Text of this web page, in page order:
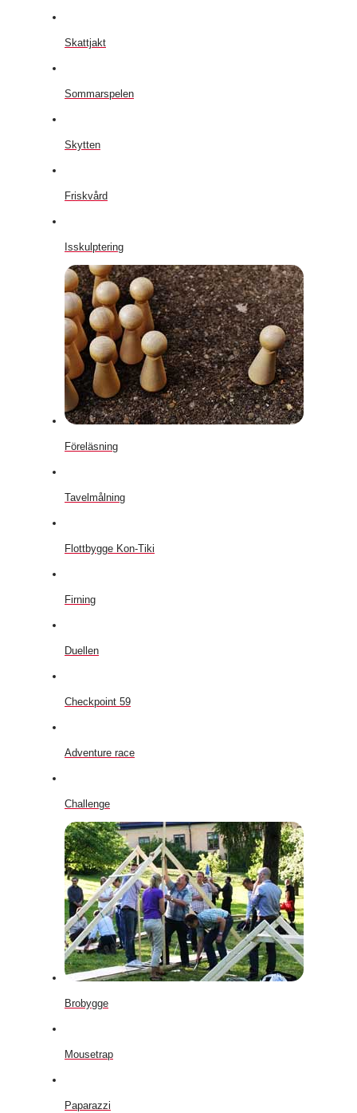
Skattjakt
Sommarspelen
Skytten
Friskvård
Isskulptering
Föreläsning
Tavelmålning
Flottbygge Kon-Tiki
Firning
Duellen
Checkpoint 59
Adventure race
Challenge
Brobygge
Mousetrap
Paparazzi